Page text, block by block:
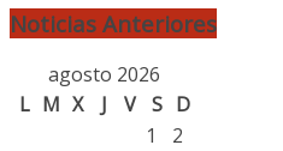
Noticias Anteriores
agosto 2026
L M X J V S D
1
2